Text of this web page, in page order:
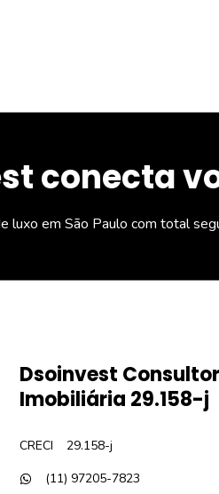
conecta
luxo em São Paulo com total
Dsoinvest
Imobiliária 29.158-j
CRECI
29.158-j
(11) 97205-7823